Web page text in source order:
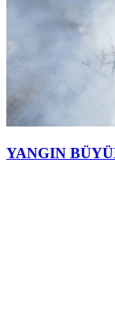
YANGIN